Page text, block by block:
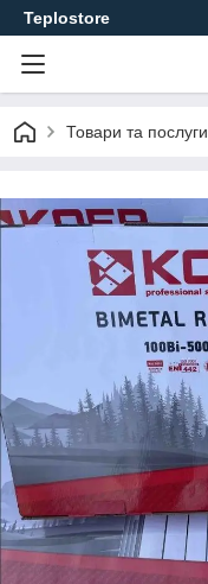
Teplostore
Товари та послуги